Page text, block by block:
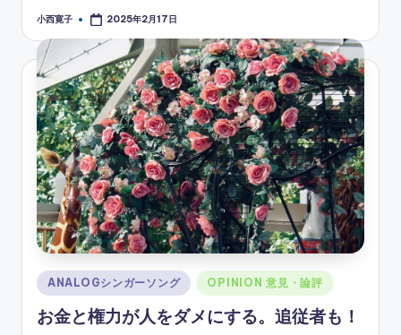
Posted
小西寛子 2025年2月17日
Posted
in
ANALOGシンガーソング OPINION 意見・論評
お金と権力が人をダメにする。追従者も！